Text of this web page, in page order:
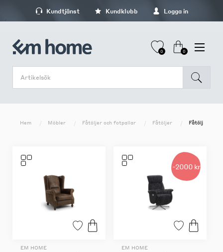
Kundtjänst Kundklubb Logga in
0 0
Hem Möbler Fåtöljer och fotpallar Fåtöljer Fåtölj
EM HOME
-2000 kr
EM HOME